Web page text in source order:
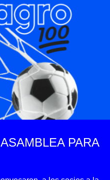
PARA